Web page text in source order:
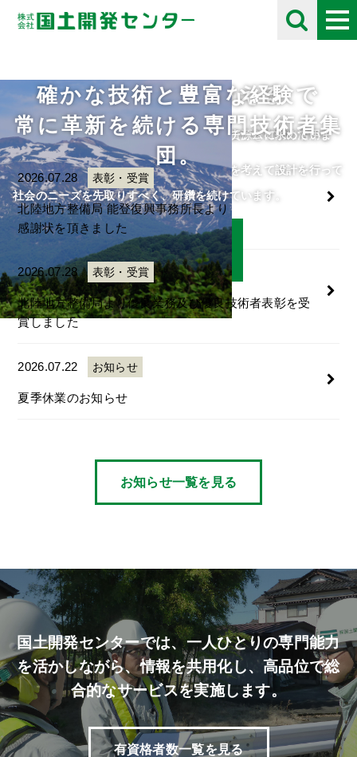
未来の自然を考える
住民や将来の子供たちのために、限られた資源を有効に活用し
て、
人・自然・環境・街との調和と未来の自然を考えて設計を行って
います。
詳細はこちら
採用情報
自分の好きな事にとことん打ち込める人をチームに求めていま
す。
ご応募をお待ちしております。
詳細はこちら
確かな技術と豊富な経験で
常に革新を続ける専門技術者集
団。
社会のニーズを先取りすべく、研鑽を続けています。
お知らせ
Information
2026.07.28 表彰・受賞
北陸地方整備局 能登復興事務所長より
感謝状を頂きました
2026.07.28 表彰・受賞
北陸地方整備局より優良業務及び優良技術者表彰を受
賞しました
2026.07.22 お知らせ
夏季休業のお知らせ
お知らせ一覧を見る
国土開発センターでは、一人ひとりの専門能力
を活かしながら、情報を共用化し、高品位で総
合的なサービスを実施します。
有資格者数一覧を見る